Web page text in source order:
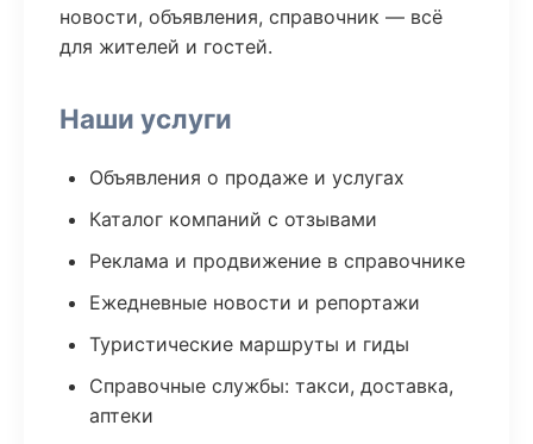
новости, объявления, справочник — всё
для жителей и гостей.
Наши услуги
Объявления о продаже и услугах
Каталог компаний с отзывами
Реклама и продвижение в справочнике
Ежедневные новости и репортажи
Туристические маршруты и гиды
Справочные службы: такси, доставка,
аптеки